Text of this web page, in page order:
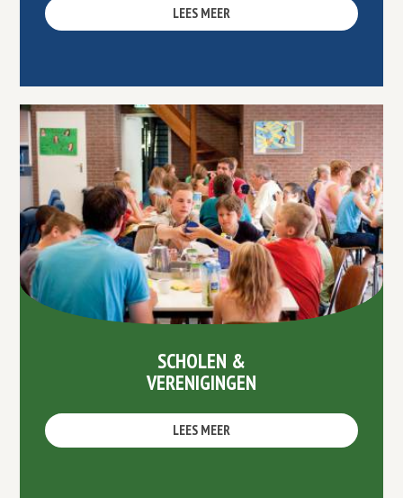
LEES MEER
SCHOLEN &
VERENIGINGEN
LEES MEER